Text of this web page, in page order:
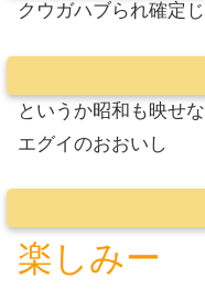
クウガハブられ確定
というか昭和も映せ
エグイのおおいし
楽しみー